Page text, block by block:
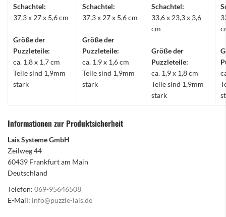
Schachtel:
37,3 x 27 x 5,6 cm
Größe der
Puzzleteile:
ca. 1,8 x 1,7 cm
Teile sind 1,9mm
stark
Schachtel:
37,3 x 27 x 5,6 cm
Größe der
Puzzleteile:
ca. 1,9 x 1,6 cm
Teile sind 1,9mm
stark
Schachtel:
33,6 x 23,3 x 3,6
cm
Größe der
Puzzleteile:
ca. 1,9 x 1,8 cm
Teile sind 1,9mm
stark
Informationen zur Produktsicherheit
Lais Systeme GmbH
Zeilweg 44
60439 Frankfurt am Main
Deutschland
Telefon: 069-95646508
E-Mail: info@puzzle-lais.de